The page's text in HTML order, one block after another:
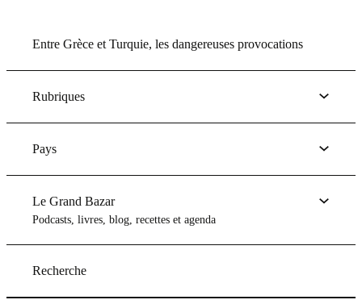
Entre Grèce et Turquie, les dangereuses provocations
Rubriques
Pays
Le Grand Bazar
Podcasts, livres, blog, recettes et agenda
Recherche